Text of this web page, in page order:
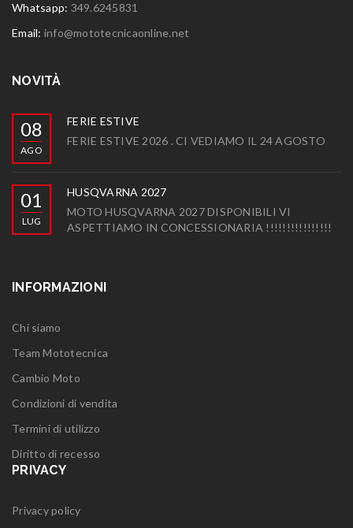
Whatsapp: 349.6245831
Email: info@mototecnicaonline.net
NOVITÀ
08
AGO
FERIE ESTIVE
FERIE ESTIVE 2026 . CI VEDIAMO IL 24 AGOSTO
01
LUG
HUSQVARNA 2027
MOTO HUSQVARNA 2027 DISPONIBILI VI
ASPETTIAMO IN CONCESSIONARIA !!!!!!!!!!!!!!!!
INFORMAZIONI
Chi siamo
Team Mototecnica
Cambio Moto
Condizioni di vendita
Termini di utilizzo
Diritto di recesso
PRIVACY
Privacy policy